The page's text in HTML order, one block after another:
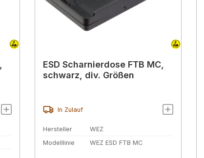
ESD Scharnierdose FTB MC,
schwarz, div. Größen
In Zulauf
Hersteller
WEZ
Modelllinie
WEZ ESD FTB MC